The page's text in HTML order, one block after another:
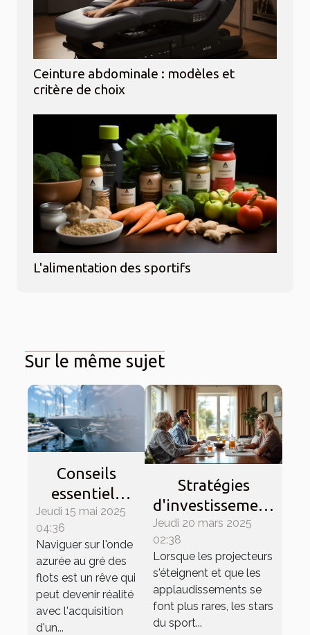
Ceinture abdominale : modèles et
critère de choix
L'alimentation des sportifs
Sur le même sujet
Conseils
essentiels
pour l'achat
d'un bateau
de plaisance
neuf ou
usagé
Jeudi 15 mai 2025
04:36
Naviguer sur l'onde
azurée au gré des
flots est un rêve qui
peut devenir réalité
avec l'acquisition
d'un...
Stratégies
d'investissement
des stars du
sport pour une
retraite
sécurisée
Jeudi 20 mars 2025
02:38
Lorsque les projecteurs
s'éteignent et que les
applaudissements se
font plus rares, les stars
du sport...